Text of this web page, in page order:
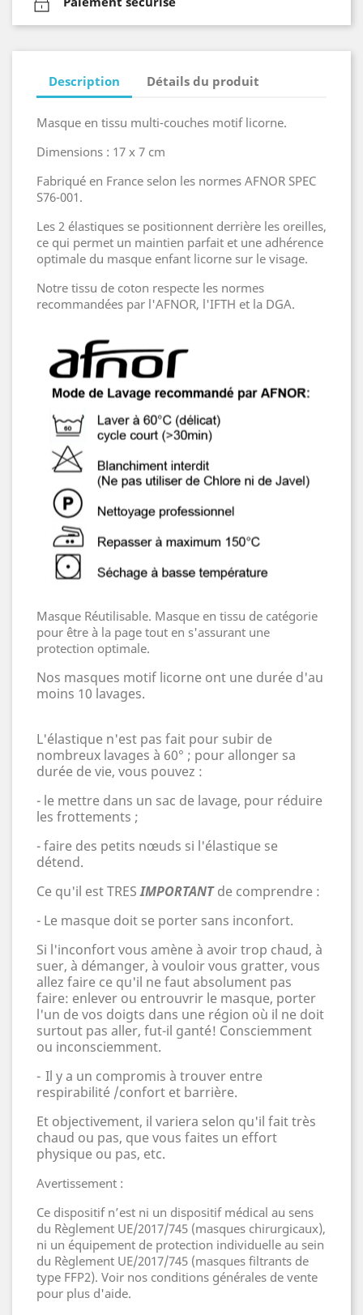
Description Détails du produit
Masque en tissu multi-couches motif licorne.
Dimensions : 17 x 7 cm
Fabriqué en France selon les normes AFNOR SPEC
S76-001.
Les 2 élastiques se positionnent derrière les oreilles,
ce qui permet un maintien parfait et une adhérence
optimale du masque enfant licorne sur le visage.
Notre tissu de coton respecte les normes
recommandées par l'AFNOR, l'IFTH et la DGA.
Masque Réutilisable. Masque en tissu de catégorie
pour être à la page tout en s'assurant une
protection optimale.
Nos masques motif licorne ont une durée d'au
moins 10 lavages.
L'élastique n'est pas fait pour subir de
nombreux lavages à 60° ; pour allonger sa
durée de vie, vous pouvez :
- le mettre dans un sac de lavage, pour réduire
les frottements ;
- faire des petits nœuds si l'élastique se
détend.
Ce qu'il est TRESIMPORTANTde comprendre :
- Le masque doit se porter sans inconfort.
Si l'inconfort vous amène à avoir trop chaud, à
suer, à démanger, à vouloir vous gratter, vous
allez faire ce qu'il ne faut absolument pas
faire: enlever ou entrouvrir le masque, porter
l'un de vos doigts dans une région où il ne doit
surtout pas aller, fut-il ganté! Consciemment
ou inconsciemment.
- Il y a un compromis à trouver entre
respirabilité /confort et barrière.
Et objectivement, il variera selon qu'il fait très
chaud ou pas, que vous faites un effort
physique ou pas, etc.
Avertissement :
Ce dispositif n’est ni un dispositif médical au sens
du Règlement UE/2017/745 (masques chirurgicaux),
ni un équipement de protection individuelle au sein
du Règlement UE/2017/745 (masques filtrants de
type FFP2). Voir nos conditions générales de vente
pour plus d'aide.